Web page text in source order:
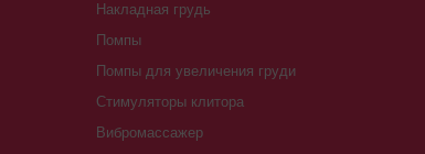
Накладная грудь
Помпы
Помпы для увеличения груди
Стимуляторы клитора
Вибромассажер